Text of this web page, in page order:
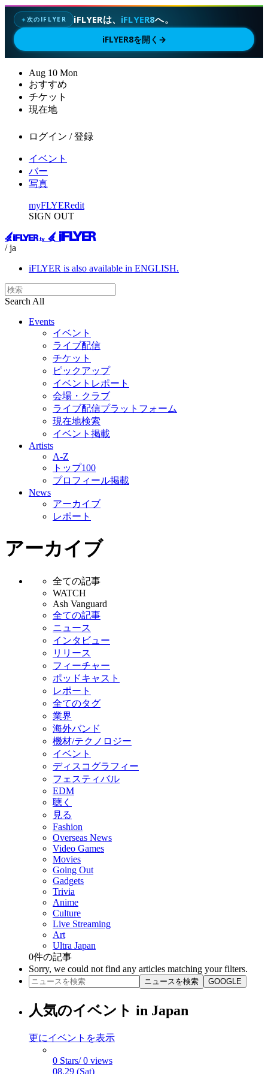
✦次のIFLYER iFLYERは、 iFLYER8へ。
iFLYER8を開く →
Aug 10 Mon
おすすめ
チケット
現在地
ログイン / 登録
イベント
バー
写真
myFLYERedit
SIGN OUT
/ ja
iFLYER is also available in ENGLISH.
Search All
Events
イベント
ライブ配信
チケット
ピックアップ
イベントレポート
会場・クラブ
ライブ配信プラットフォーム
現在地検索
イベント掲載
Artists
A-Z
トップ100
プロフィール掲載
News
アーカイブ
レポート
アーカイブ
全ての記事
WATCH
Ash Vanguard
全ての記事
ニュース
インタビュー
リリース
フィーチャー
ポッドキャスト
レポート
全てのタグ
業界
海外バンド
機材/テクノロジー
イベント
ディスコグラフィー
フェスティバル
EDM
聴く
見る
Fashion
Overseas News
Video Games
Movies
Going Out
Gadgets
Trivia
Anime
Culture
Live Streaming
Art
Ultra Japan
0件の記事
Sorry, we could not find any articles matching your filters.
ニュースを検索 GOOGLE
人気のイベント in Japan
更にイベントを表示
0 Stars/ 0 views
08.29 (Sat)